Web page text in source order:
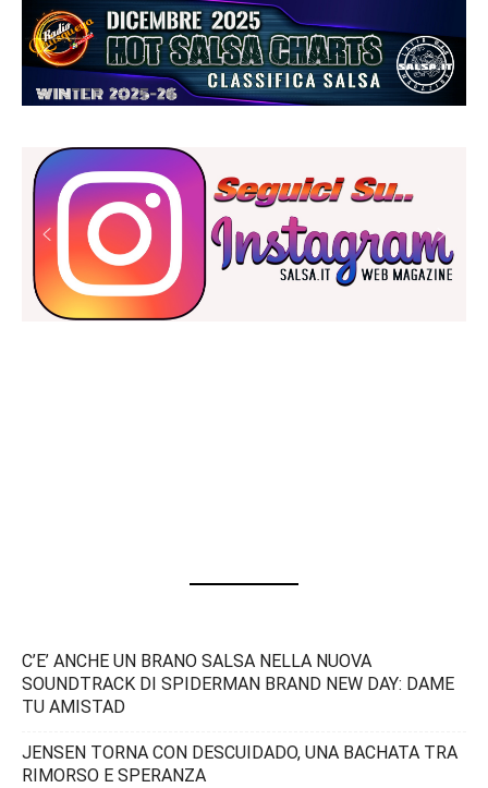
C’E’ ANCHE UN BRANO SALSA NELLA NUOVA
SOUNDTRACK DI SPIDERMAN BRAND NEW DAY: DAME
TU AMISTAD
JENSEN TORNA CON DESCUIDADO, UNA BACHATA TRA
RIMORSO E SPERANZA